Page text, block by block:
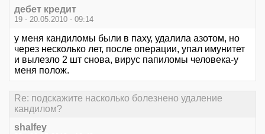
дебет кредит
19 - 20.05.2010 - 09:14
у меня кандиломы были в паху, удалила азотом, но
через несколько лет, после операции, упал имунитет
и вылезло 2 шт снова, вирус папиломы человека-у
меня полож.
Re: подскажите насколько болезнено удаление
кандилом?
shalfey